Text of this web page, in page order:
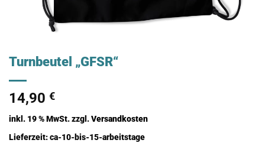
Turnbeutel „GFSR“
14,90 €
inkl. 19 % MwSt.zzgl.Versandkosten
Lieferzeit:ca-10-bis-15-arbeitstage